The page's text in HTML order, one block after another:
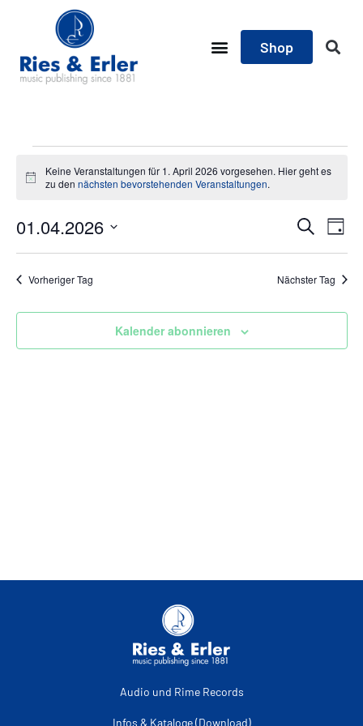
Shop
Hinweis
Keine Veranstaltungen für 1. April 2026 vorgesehen. Hier geht es
zu dennächsten bevorstehenden Veranstaltungen.
Suche
SucheTag
01.04.2026
wählen.
Vorheriger Tag Nächster Tag
Kalender abonnieren
Audio und Rime Records
Infos & Kataloge (Download)